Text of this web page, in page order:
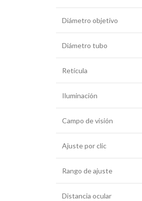
Diámetro objetivo
Diámetro tubo
Retícula
Iluminación
Campo de visión
Ajuste por clic
Rango de ajuste
Distancia ocular